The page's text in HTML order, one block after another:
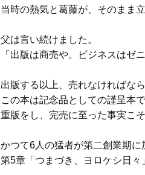
当時の熱気と葛藤が、そのまま
父は言い続けました。
「出版は商売や。ビジネスはゼ
出版する以上、売れなければなら
この本は記念品としての謹呈本
重版をし、完売に至った事実こ
かつて6人の猛者が第二創業期に
第5章「つまづき、ヨロケシ日々